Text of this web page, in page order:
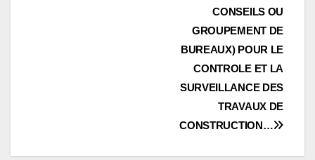
CONSEILS OU
GROUPEMENT DE
BUREAUX) POUR LE
CONTROLE ET LA
SURVEILLANCE DES
TRAVAUX DE
CONSTRUCTION…